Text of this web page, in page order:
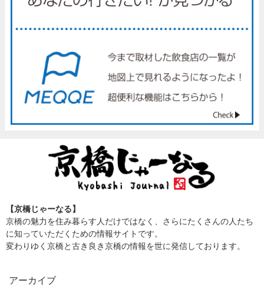
【京橋じゃーなる】
京橋の魅力を住み暮らす人だけではなく、さらにたくさんの人たち
に知っていただくための情報サイトです。
変わりゆく京橋と古き良き京橋の情報を世に発信しております。
アーカイブ